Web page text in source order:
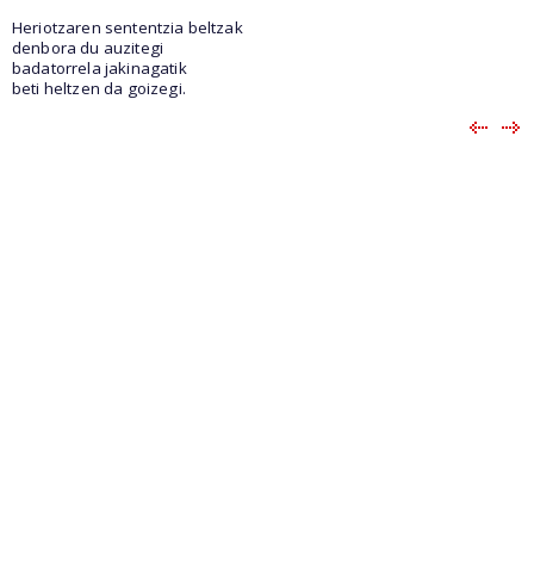
Heriotzaren sententzia beltzak
denbora du auzitegi
badatorrela jakinagatik
beti heltzen da goizegi.